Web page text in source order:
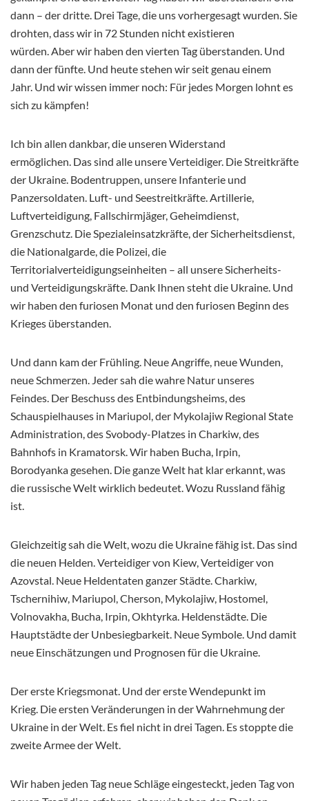
dann – der dritte. Drei Tage, die uns vorhergesagt wurden. Sie
drohten, dass wir in 72 Stunden nicht existieren
würden. Aber wir haben den vierten Tag überstanden. Und
dann der fünfte. Und heute stehen wir seit genau einem
Jahr. Und wir wissen immer noch: Für jedes Morgen lohnt es
sich zu kämpfen!
Ich bin allen dankbar, die unseren Widerstand
ermöglichen. Das sind alle unsere Verteidiger. Die Streitkräfte
der Ukraine. Bodentruppen, unsere Infanterie und
Panzersoldaten. Luft- und Seestreitkräfte. Artillerie,
Luftverteidigung, Fallschirmjäger, Geheimdienst,
Grenzschutz. Die Spezialeinsatzkräfte, der Sicherheitsdienst,
die Nationalgarde, die Polizei, die
Territorialverteidigungseinheiten – all unsere Sicherheits-
und Verteidigungskräfte. Dank Ihnen steht die Ukraine. Und
wir haben den furiosen Monat und den furiosen Beginn des
Krieges überstanden.
Und dann kam der Frühling. Neue Angriffe, neue Wunden,
neue Schmerzen. Jeder sah die wahre Natur unseres
Feindes. Der Beschuss des Entbindungsheims, des
Schauspielhauses in Mariupol, der Mykolajiw Regional State
Administration, des Svobody-Platzes in Charkiw, des
Bahnhofs in Kramatorsk. Wir haben Bucha, Irpin,
Borodyanka gesehen. Die ganze Welt hat klar erkannt, was
die russische Welt wirklich bedeutet. Wozu Russland fähig
ist.
Gleichzeitig sah die Welt, wozu die Ukraine fähig ist. Das sind
die neuen Helden. Verteidiger von Kiew, Verteidiger von
Azovstal. Neue Heldentaten ganzer Städte. Charkiw,
Tschernihiw, Mariupol, Cherson, Mykolajiw, Hostomel,
Volnovakha, Bucha, Irpin, Okhtyrka. Heldenstädte. Die
Hauptstädte der Unbesiegbarkeit. Neue Symbole. Und damit
neue Einschätzungen und Prognosen für die Ukraine.
Der erste Kriegsmonat. Und der erste Wendepunkt im
Krieg. Die ersten Veränderungen in der Wahrnehmung der
Ukraine in der Welt. Es fiel nicht in drei Tagen. Es stoppte die
zweite Armee der Welt.
Wir haben jeden Tag neue Schläge eingesteckt, jeden Tag von